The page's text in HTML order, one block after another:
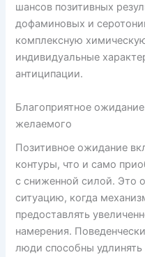
шансов позитивных
дофаминовых и
комплексную
индивидуальные
антиципации.
Благоприятное
желаемого
Позитивное ожидание
контуры, что и само
с сниженной силой. Это
ситуацию, когда
предоставлять
намерения.
люди способны